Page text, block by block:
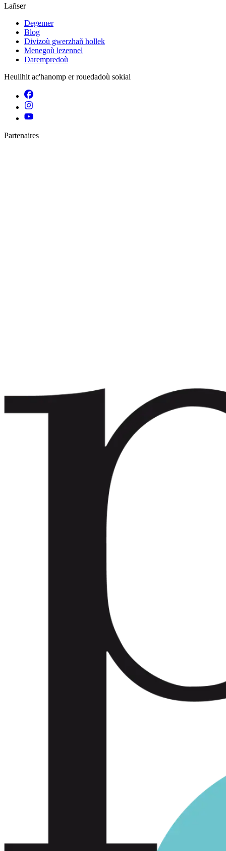
Lañser
Degemer
Blog
Divizoù gwerzhañ hollek
Menegoù lezennel
Darempredoù
Heuilhit ac'hanomp er rouedadoù sokial
Partenaires